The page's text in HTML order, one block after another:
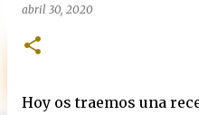
abril 30, 2020
Hoy os traemos una